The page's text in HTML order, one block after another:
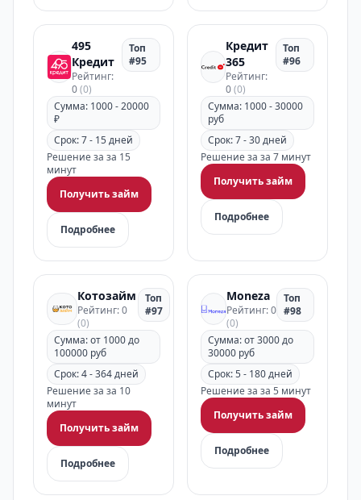
495
Кредит
Рейтинг:
0(0)
Топ
#95
Сумма: 1000 - 20000
₽
Срок: 7 - 15 дней
Решение за за 15
минут
Получить займ
Подробнее
Кредит
365
Рейтинг:
0(0)
Топ
#96
Сумма: 1000 - 30000
руб
Срок: 7 - 30 дней
Решение за за 7 минут
Получить займ
Подробнее
Котозайм
Рейтинг: 0
(0)
Топ
#97
Сумма: от 1000 до
100000 руб
Срок: 4 - 364 дней
Решение за за 10
минут
Получить займ
Подробнее
Moneza
Рейтинг: 0
(0)
Топ
#98
Сумма: от 3000 до
30000 руб
Срок: 5 - 180 дней
Решение за за 5 минут
Получить займ
Подробнее